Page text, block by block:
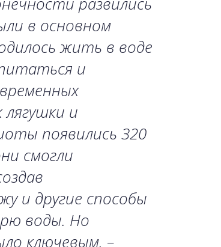
в основном
жить в воде
и
и
появились 320
смогли
и другие способы
воды. Но
ключевым. –